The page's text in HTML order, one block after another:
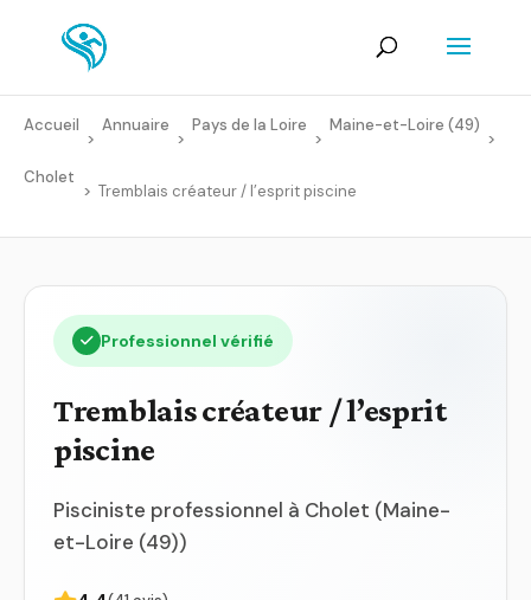
Accueil
>
Annuaire
>
Pays de la Loire
>
Maine-et-Loire (49)
>
Cholet
> Tremblais créateur / l’esprit piscine
Professionnel vérifié
Tremblais créateur / l’esprit
piscine
Pisciniste professionnel à Cholet (Maine-
et-Loire (49))